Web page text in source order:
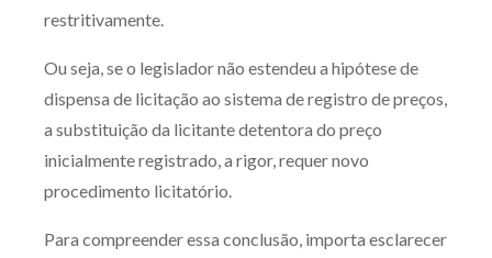
restritivamente.
Ou seja, se o legislador não estendeu a hipótese de
dispensa de licitação ao sistema de registro de preços,
a substituição da licitante detentora do preço
inicialmente registrado, a rigor, requer novo
procedimento licitatório.
Para compreender essa conclusão, importa esclarecer